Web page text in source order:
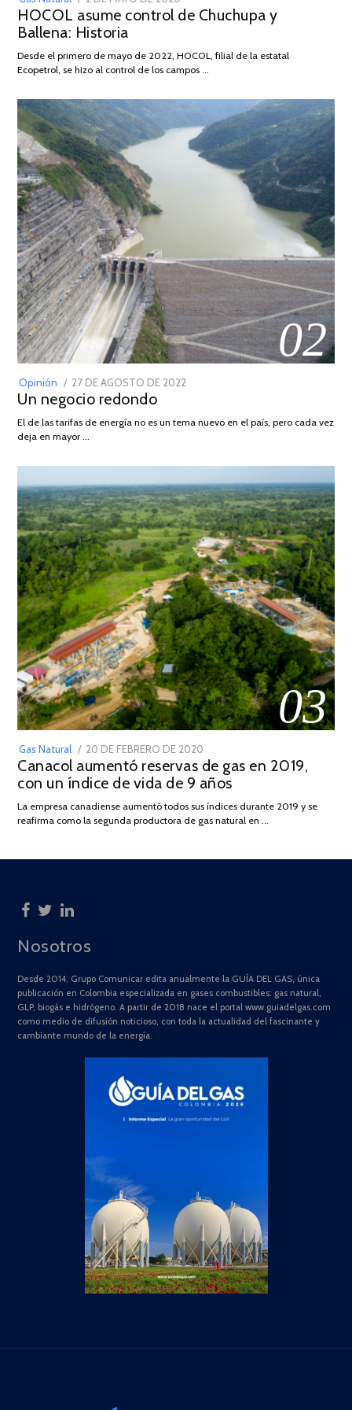
ON
DE
2026
HOCOL asume control de Chuchupa y
Ballena: Historia
Desde el primero de mayo de 2022, HOCOL, filial de la estatal
Ecopetrol, se hizo al control de los campos …
02
Opinión
POSTED
ON
27 DE AGOSTO DE 2022
DE
Un negocio redondo
El de las tarifas de energía no es un tema nuevo en el país, pero cada vez
deja en mayor …
03
Gas Natural
POSTED
ON
20 DE FEBRERO DE 2020
DE
JULIO
2025
Canacol aumentó reservas de gas en 2019,
con un índice de vida de 9 años
La empresa canadiense aumentó todos sus índices durante 2019 y se
reafirma como la segunda productora de gas natural en …
Nosotros
Desde 2014, Grupo Comunicar edita anualmente la GUÍA DEL GAS, única
publicación en Colombia especializada en gases combustibles: gas natural,
GLP, biogás e hidrógeno. A partir de 2018 nace el portal www.guiadelgas.com
como medio de difusión noticioso, con toda la actualidad del fascinante y
cambiante mundo de la energía.